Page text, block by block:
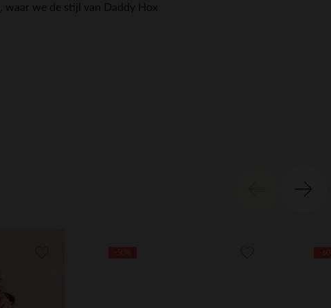
, waar we de stijl van Daddy Hox